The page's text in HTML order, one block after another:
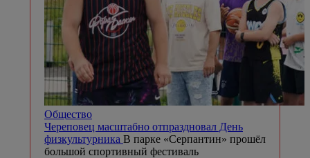
Общество
Череповец масштабно отпраздновал День
физкультурника В парке «Серпантин» прошёл
большой спортивный фестиваль